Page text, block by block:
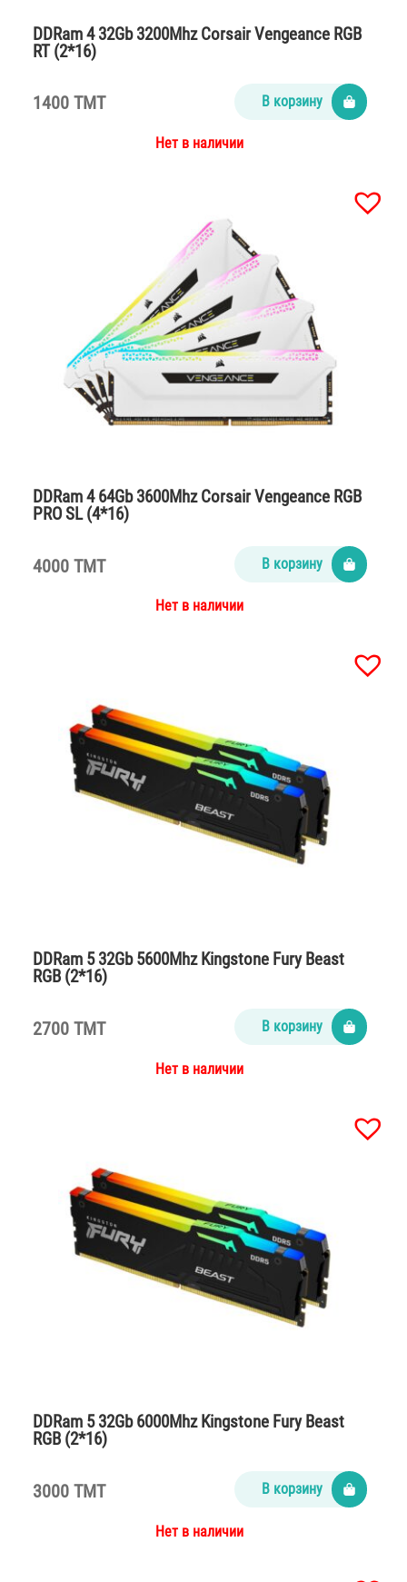
DDRam 4 32Gb 3200Mhz Corsair Vengeance RGB
RT (2*16)
1400 TMT В корзину
Нет в наличии
DDRam 4 64Gb 3600Mhz Corsair Vengeance RGB
PRO SL (4*16)
4000 TMT В корзину
Нет в наличии
DDRam 5 32Gb 5600Mhz Kingstone Fury Beast
RGB (2*16)
2700 TMT В корзину
Нет в наличии
DDRam 5 32Gb 6000Mhz Kingstone Fury Beast
RGB (2*16)
3000 TMT В корзину
Нет в наличии